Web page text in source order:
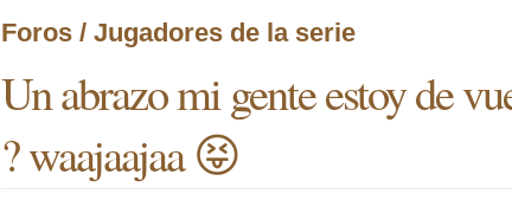
Foros / Jugadores de la serie
Un abrazo mi gente estoy de
? waajaajaa 😝